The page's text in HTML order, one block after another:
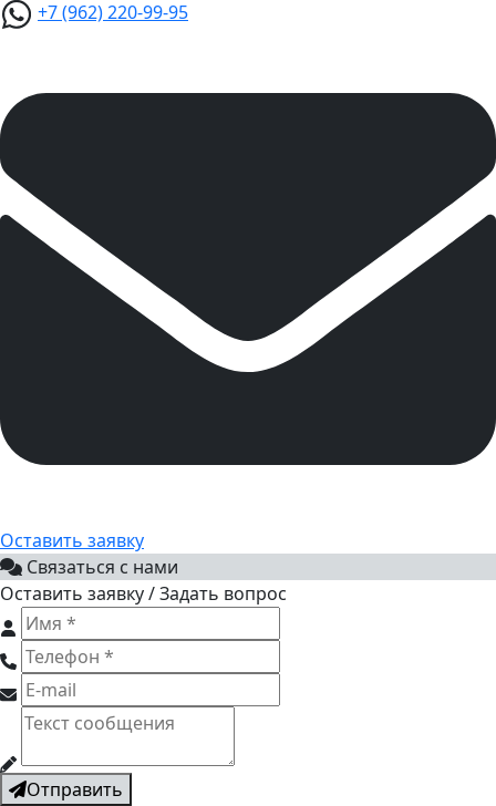
+7 (962) 220-99-95
Оставить заявку
Связаться с нами
Оставить заявку / Задать вопрос
Отправить